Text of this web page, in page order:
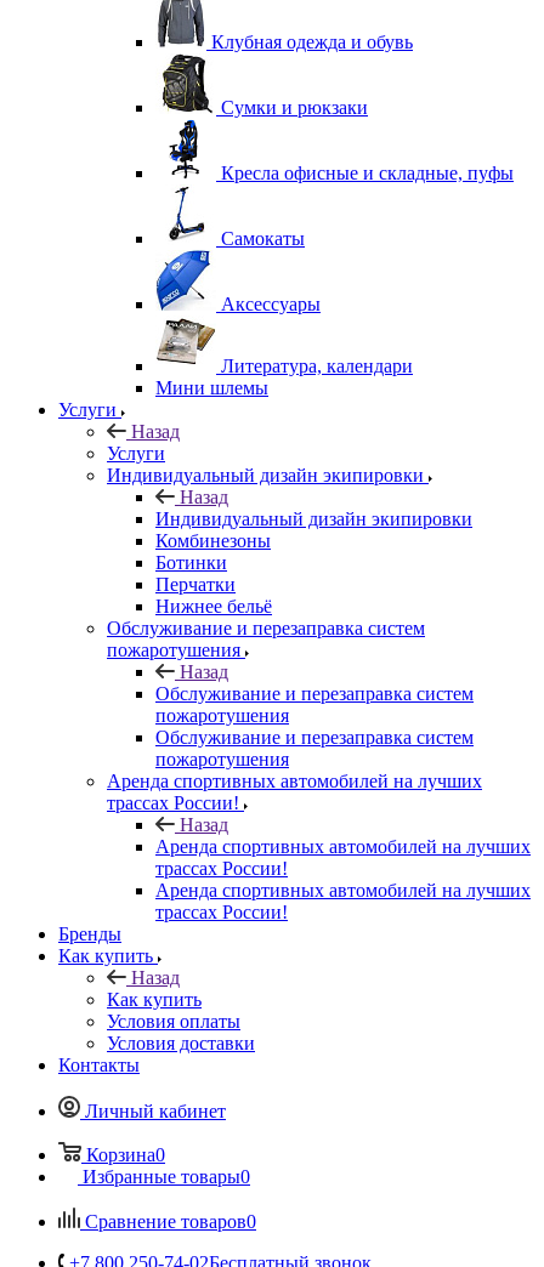
Клубная одежда и обувь
Сумки и рюкзаки
Кресла офисные и складные, пуфы
Самокаты
Аксессуары
Литература, календари
Мини шлемы
Услуги
Назад
Услуги
Индивидуальный дизайн экипировки
Назад
Индивидуальный дизайн экипировки
Комбинезоны
Ботинки
Перчатки
Нижнее бельё
Обслуживание и перезаправка систем
пожаротушения
Назад
Обслуживание и перезаправка систем
пожаротушения
Обслуживание и перезаправка систем
пожаротушения
Аренда спортивных автомобилей на лучших
трассах России!
Назад
Аренда спортивных автомобилей на лучших
трассах России!
Аренда спортивных автомобилей на лучших
трассах России!
Бренды
Как купить
Назад
Как купить
Условия оплаты
Условия доставки
Контакты
Личный кабинет
Корзина0
Избранные товары0
Сравнение товаров0
+7 800 250-74-02Бесплатный звонок